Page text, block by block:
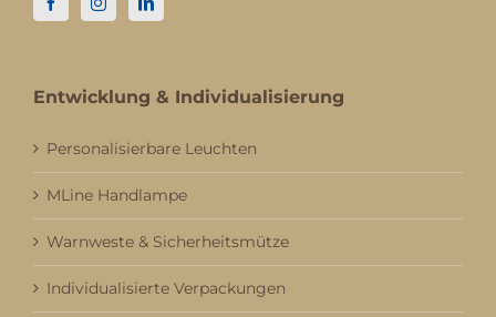
Entwicklung & Individualisierung
Personalisierbare Leuchten
MLine Handlampe
Warnweste & Sicherheitsmütze
Individualisierte Verpackungen